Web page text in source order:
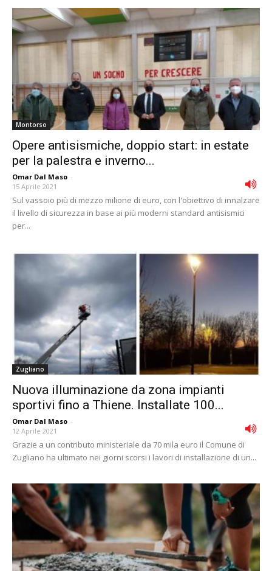
Montorso
Opere antisismiche, doppio start: in estate
per la palestra e inverno...
Omar Dal Maso -
15 Aprile 2021
Sul vassoio più di mezzo milione di euro, con l'obiettivo di innalzare
il livello di sicurezza in base ai più moderni standard antisismici
per...
Zugliano
Nuova illuminazione da zona impianti
sportivi fino a Thiene. Installate 100...
Omar Dal Maso -
12 Aprile 2021
Grazie a un contributo ministeriale da 70 mila euro il Comune di
Zugliano ha ultimato nei giorni scorsi i lavori di installazione di un...